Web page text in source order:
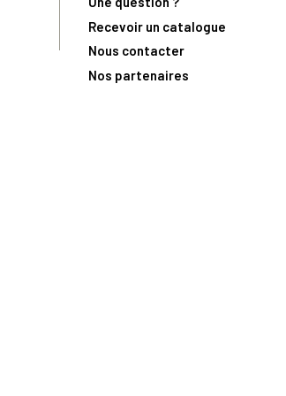
Recevoir un catalogue
Nous contacter
Nos partenaires